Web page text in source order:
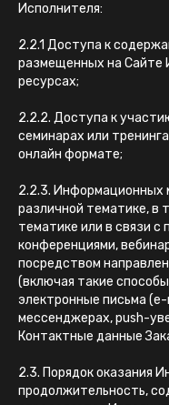
Исполнителя:
2.2.1 Доступа к
размещенных на Сайте
ресурсах;
2.2.2. Доступа к
семинарах или
онлайн формате;
2.2.3. Информационных
различной тематике, в
тематике или в связи
конференциями,
посредством
(включая такие
электронные письма
мессенджерах, push-
Контактные данные
2.3. Порядок оказания
продолжительность,